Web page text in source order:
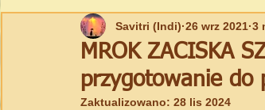
UKRYWANA WIEDZA BIAŁA ŚCIEŻKA
Spiritual Writing
MROK ZACISKA
przygotowanie do
Savitri (Indi) 26 wrz 2021 3
Zaktualizowano: 28 lis 2024